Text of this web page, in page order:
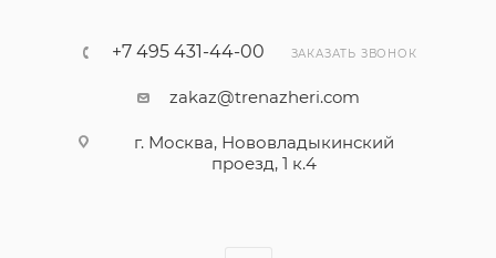
+7 495 431-44-00 ЗАКАЗАТЬ ЗВОНОК
zakaz@trenazheri.com
г. Москва, Нововладыкинский
проезд, 1 к.4